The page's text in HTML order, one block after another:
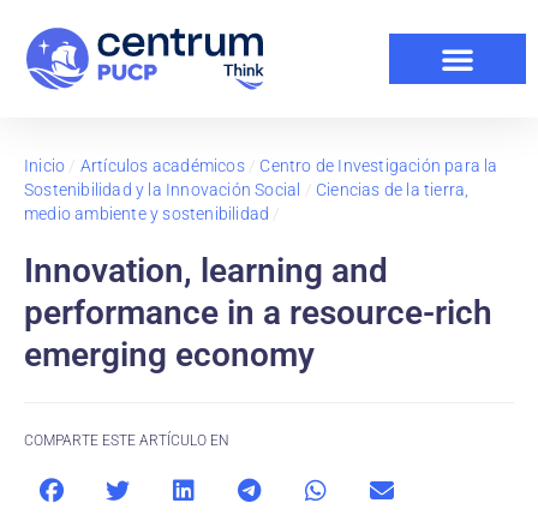
Inicio / Artículos académicos/ Centro de Investigación para la
Sostenibilidad y la Innovación Social / Ciencias de la tierra,
medio ambiente y sostenibilidad /
Innovation, learning and
performance in a resource-rich
emerging economy
COMPARTE ESTE ARTÍCULO EN